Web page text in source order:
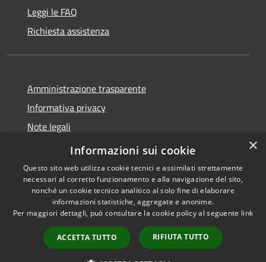
Leggi le FAQ
Richiesta assistenza
Amministrazione trasparente
Informativa privacy
Note legali
Dichiarazione di accessibilità
Accessibilità
Copyright © 2026 • Comune di
Valbondione • Powered by
Municipium•
Accesso
redazione
×
Informazioni sui cookie
Questo sito web utilizza cookie tecnici e assimilati strettamente
necessari al corretto funzionamento e alla navigazione del sito,
nonché un cookie tecnico analitico al solo fine di elaborare
informazioni statistiche, aggregate e anonime.
Per maggiori dettagli, può consultare la cookie policy al seguente link
ACCETTA TUTTO RIFIUTA TUTTO